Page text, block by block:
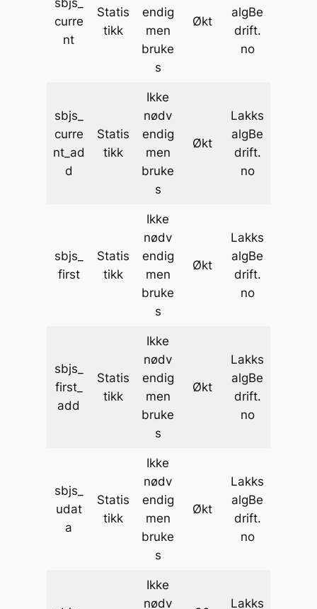
sbjs_
curre
nt
Statis
tikk
endig
men
bruke
s
Økt
algBe
drift.
no
sbjs_
curre
nt_ad
d
Statis
tikk
Ikke
nødv
endig
men
bruke
s
Økt
Lakks
algBe
drift.
no
sbjs_
first
Statis
tikk
Ikke
nødv
endig
men
bruke
s
Økt
Lakks
algBe
drift.
no
sbjs_
first_
add
Statis
tikk
Ikke
nødv
endig
men
bruke
s
Økt
Lakks
algBe
drift.
no
sbjs_
udat
a
Statis
tikk
Ikke
nødv
endig
men
bruke
s
Økt
Lakks
algBe
drift.
no
Ikke
nødv
Lakks